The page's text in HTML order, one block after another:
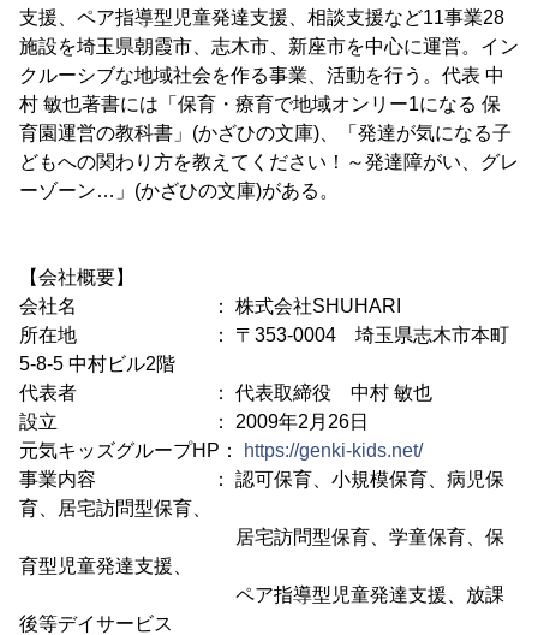
支援、ペア指導型児童発達支援、相談支援など11事業28
施設を埼玉県朝霞市、志木市、新座市を中心に運営。イン
クルーシブな地域社会を作る事業、活動を行う。代表 中
村 敏也著書には「保育・療育で地域オンリー1になる 保
育園運営の教科書」(かざひの文庫)、「発達が気になる子
どもへの関わり方を教えてください！～発達障がい、グレ
ーゾーン…」(かざひの文庫)がある。
【会社概要】
会社名 ： 株式会社SHUHARI
所在地 ： 〒353-0004 埼玉県志木市本町
5-8-5 中村ビル2階
代表者 ： 代表取締役 中村 敏也
設立 ： 2009年2月26日
元気キッズグループHP：
https://genki-kids.net/
事業内容 ： 認可保育、小規模保育、病児保
育、居宅訪問型保育、
居宅訪問型保育、学童保育、保
育型児童発達支援、
ペア指導型児童発達支援、放課
後等デイサービス